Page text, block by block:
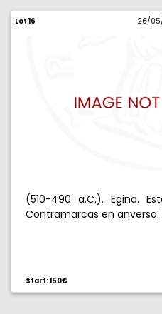
Lot 16 26/
(510-490 a.C.). Egina.
Contramarcas en anverso.
Start: 150€